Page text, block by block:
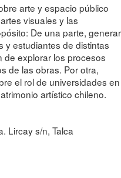
arte y espacio público
visuales y las
De una parte, generar
y estudiantes de distintas
de explorar los procesos
de las obras. Por otra,
el rol de universidades en
artístico chileno.
Lircay s/n, Talca